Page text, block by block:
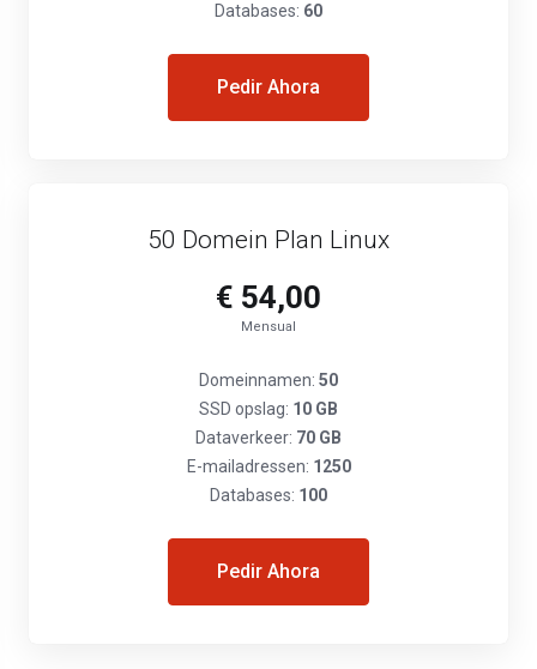
Databases: 60
Pedir Ahora
50 Domein Plan Linux
€ 54,00
Mensual
Domeinnamen: 50
SSD opslag: 10 GB
Dataverkeer: 70 GB
E-mailadressen: 1250
Databases: 100
Pedir Ahora